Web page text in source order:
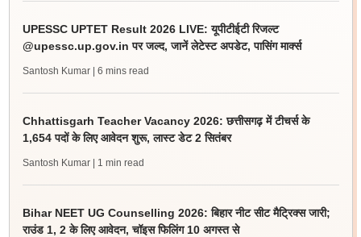
UPESSC UPTET Result 2026 LIVE: यूपीटीईटी रिजल्ट
@upessc.up.gov.in पर जल्द, जानें लेटेस्ट अपडेट, पासिंग मार्क्स
Santosh Kumar | 6 mins read
Chhattisgarh Teacher Vacancy 2026: छत्तीसगढ़ में टीचर्स के
1,654 पदों के लिए आवेदन शुरू, लास्ट डेट 2 सितंबर
Santosh Kumar | 1 min read
Bihar NEET UG Counselling 2026: बिहार नीट सीट मैट्रिक्स जारी;
राउंड 1, 2 के लिए आवेदन, चॉइस फिलिंग 10 अगस्त से